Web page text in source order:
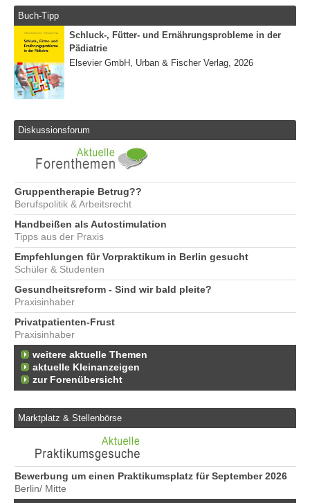
Buch-Tipp
Schluck-, Fütter- und Ernährungsprobleme in der
Pädiatrie
Elsevier GmbH, Urban & Fischer Verlag, 2026
Diskussionsforum
Gruppentherapie Betrug??
Berufspolitik & Arbeitsrecht
Handbeißen als Autostimulation
Tipps aus der Praxis
Empfehlungen für Vorpraktikum in Berlin gesucht
Schüler & Studenten
Gesundheitsreform - Sind wir bald pleite?
Praxisinhaber
Privatpatienten-Frust
Praxisinhaber
weitere aktuelle Themen
aktuelle Kleinanzeigen
zur Forenübersicht
Marktplatz & Stellenbörse
Bewerbung um einen Praktikumsplatz für September 2026
Berlin/ Mitte